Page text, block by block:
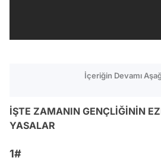
İçeriğin Devamı
İŞTE ZAMANIN GENÇLİĞİNİN
YASALAR
1#